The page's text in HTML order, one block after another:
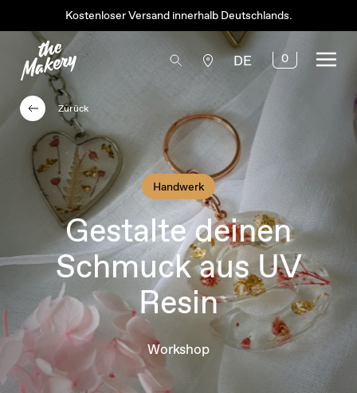
Kostenloser Versand innerhalb Deutschlands.
DE 0
Handwerk
Gestalte deinen
Schmuck aus UV
Resin
Workshop
Zurück